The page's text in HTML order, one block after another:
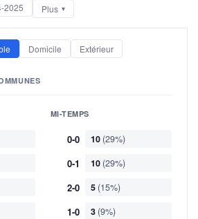
2025 Plus
Domicile Extérieur
MI-TEMPS
0-0 10 (29%)
0-1 10 (29%)
2-0 5 (15%)
1-0 3 (9%)